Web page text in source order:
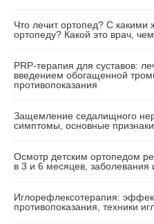
Что лечит ортопед? С
ортопеду? Какой это врач,
PRP-терапия для суставов:
введением обогащенной
противопоказания
Защемление седалищного
симптомы, основные
Осмотр детским ортопедом
в 3 и 6 месяцев, заболевания
Иглорефлексотерапия:
противопоказания, техники